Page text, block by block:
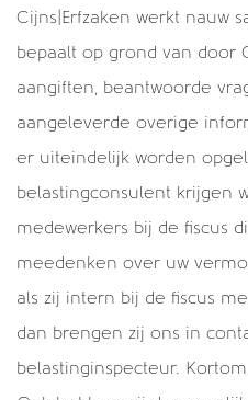
Cijns
Erfzaken
Geen categorie
Vermogenszaken
Cijns|Erfzaken werkt nauw
bepaalt op grond van door
aangiften, beantwoorde
aangeleverde overige
er uiteindelijk worden
belastingconsulent krijgen
medewerkers bij de fiscus
meedenken over uw
als zij intern bij de fiscus
dan brengen zij ons in
belastinginspecteur.